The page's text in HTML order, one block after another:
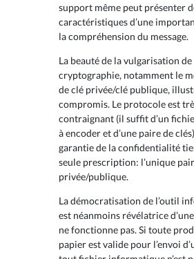
support même peut présenter
caractéristiques d’une
la compréhension du message.
La beauté de la vulgarisation de
cryptographie, notamment le
de clé privée/clé publique,
compromis. Le protocole est
contraignant (il suffit d’un
à encoder et d’une paire de
garantie de la confidentialité
seule prescription: l’unique
privée/publique.
La démocratisation de l’outil
est néanmoins révélatrice
ne fonctionne pas. Si toute
papier est valide pour l’envoi